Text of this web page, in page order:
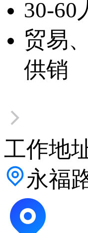
30-60
贸易
供销
工作地
永福